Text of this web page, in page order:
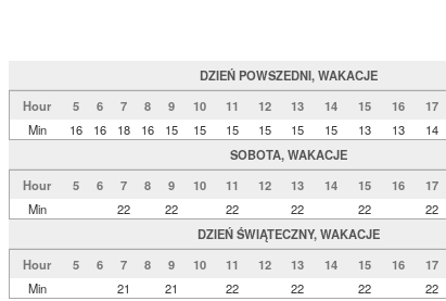
DZIEŃ POWSZEDNI, WAKACJE
Hour
5 6 7 8 9 10 11 12 13 14 15 16 17
Min
16 16 18 16 15 15 15 15 15 15 13 13 14
SOBOTA, WAKACJE
Hour
5 6 7 8 9 10 11 12 13 14 15 16 17
Min
22 22 22 22 22 22
DZIEŃ ŚWIĄTECZNY, WAKACJE
Hour
5 6 7 8 9 10 11 12 13 14 15 16 17
Min
21 21 22 22 22 22